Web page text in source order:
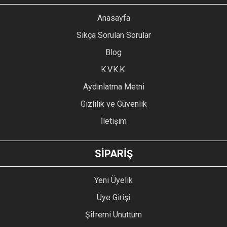
YORUM YAZ
Ürün resmi kalitesiz, bozuk veya görüntülenemiyor.
Ürün açıklamasında eksik bilgiler bulunuyor.
Ürün bilgilerinde hatalar bulunuyor.
Ürün fiyatı diğer sitelerden daha pahalı.
GÖNDER
Anasayfa
Sıkça Sorulan Sorular
Blog
K.V.K.K.
Aydınlatma Metni
Gizlilik ve Güvenlik
İletişim
SİPARİŞ
Yeni Üyelik
Üye Girişi
Şifremi Unuttum